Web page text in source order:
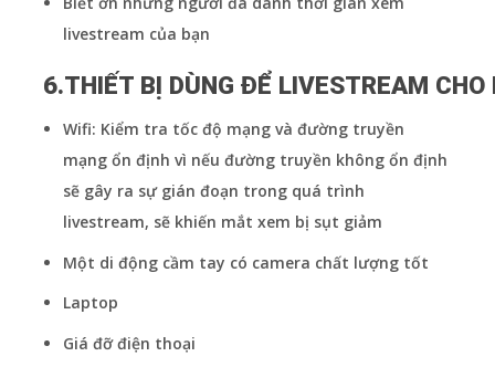
livestream của bạn
6.THIẾT BỊ DÙNG ĐỂ LIVESTREAM
Wifi: Kiểm tra tốc độ mạng và đường truyền
mạng ổn định vì nếu đường truyền không ổn định
sẽ gây ra sự gián đoạn trong quá trình
livestream, sẽ khiến mắt xem bị sụt giảm
Một di động cầm tay có camera chất lượng tốt
Laptop
Giá đỡ điện thoại